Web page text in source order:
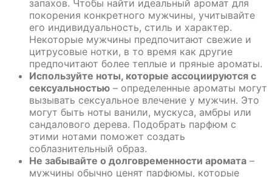
запахов. Чтобы найти идеальный аромат для
покорения конкретного мужчины, учитывайте
его индивидуальность, стиль и характер.
Некоторые мужчины предпочитают свежие и
цитрусовые нотки, в то время как другие
предпочитают более теплые и пряные ароматы.
Используйте ноты, которые ассоциируются с
сексуальностью – определенные ароматы могут
вызывать сексуальное влечение у мужчин. Это
могут быть ноты ванили, мускуса, амбры или
сандалового дерева. Подобрать парфюм с
этими нотами поможет создать
соблазнительный образ.
Не забывайте о долговременности аромата –
мужчины обычно ценят парфюмы, которые